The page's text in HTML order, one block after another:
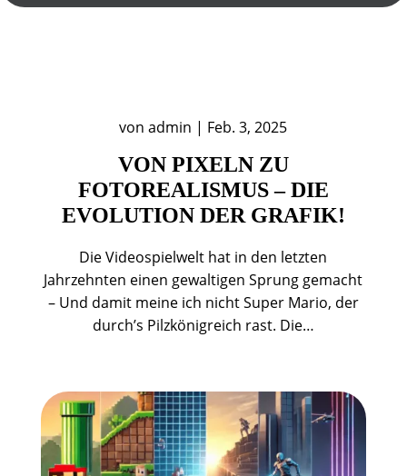
vonadmin | Feb. 3, 2025
VON PIXELN ZU
FOTOREALISMUS – DIE
EVOLUTION DER GRAFIK!
Die Videospielwelt hat in den letzten
Jahrzehnten einen gewaltigen Sprung gemacht
– Und damit meine ich nicht Super Mario, der
durch’s Pilzkönigreich rast. Die…